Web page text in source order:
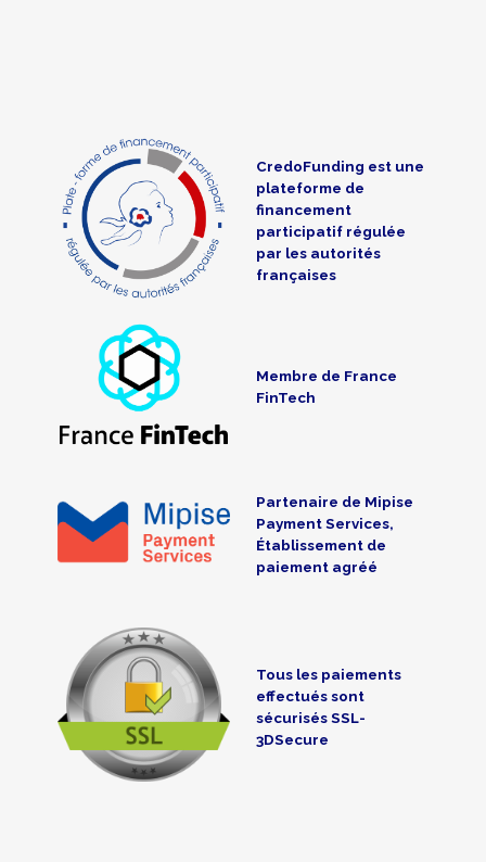
CredoFunding est une
plateforme de
financement
participatif régulée
par les autorités
françaises
Membre de France
FinTech
Partenaire de Mipise
Payment Services,
Établissement de
paiement agréé
Tous les paiements
effectués sont
sécurisés SSL-
3DSecure